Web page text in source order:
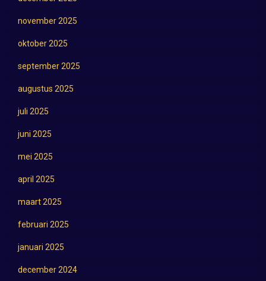
november 2025
oktober 2025
september 2025
augustus 2025
juli 2025
juni 2025
mei 2025
april 2025
maart 2025
februari 2025
januari 2025
december 2024